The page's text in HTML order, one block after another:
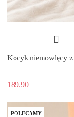
Kocyk niemowlęcy z
189.90
POLECAMY